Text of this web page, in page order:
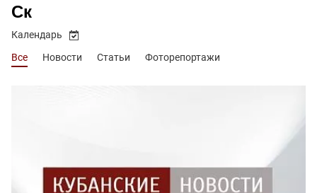
Ск
Все Новости Статьи Фоторепортажи
Календарь